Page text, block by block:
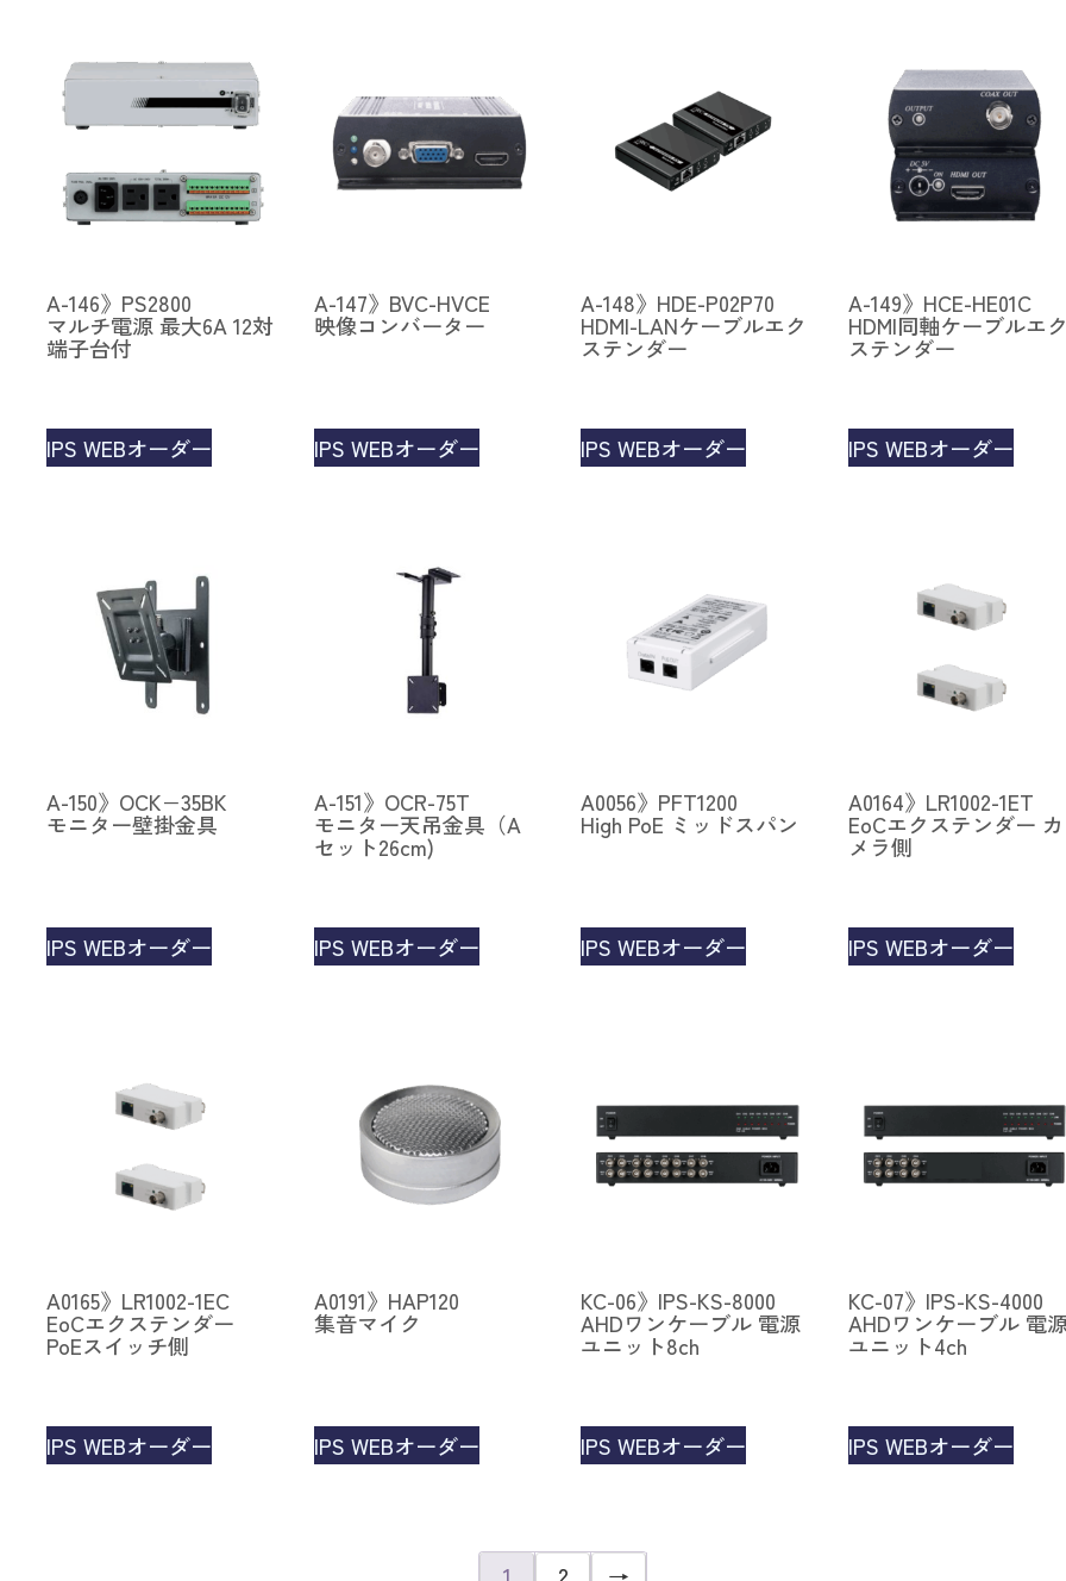
A-146》PS2800
マルチ電源 最大6A 12対
端子台付
IPS WEBオーダー
A-147》BVC-HVCE
映像コンバーター
IPS WEBオーダー
A-148》HDE-P02P70
HDMI-LANケーブルエク
ステンダー
IPS WEBオーダー
A-149》HCE-HE01C
HDMI同軸ケーブルエ
ステンダー
IPS WEBオーダー
A-150》OCK−35BK
モニター壁掛金具
IPS WEBオーダー
A-151》OCR-75T
モニター天吊金具（A
セット26cm)
IPS WEBオーダー
A0056》PFT1200
High PoE ミッドスパン
IPS WEBオーダー
A0164》LR1002-1ET
EoCエクステンダー カ
メラ側
IPS WEBオーダー
A0165》LR1002-1EC
EoCエクステンダー
PoEスイッチ側
IPS WEBオーダー
A0191》HAP120
集音マイク
IPS WEBオーダー
KC-06》IPS-KS-8000
AHDワンケーブル 電源
ユニット8ch
IPS WEBオーダー
KC-07》IPS-KS-4000
AHDワンケーブル 電
ユニット4ch
IPS WEBオーダー
1 2 →